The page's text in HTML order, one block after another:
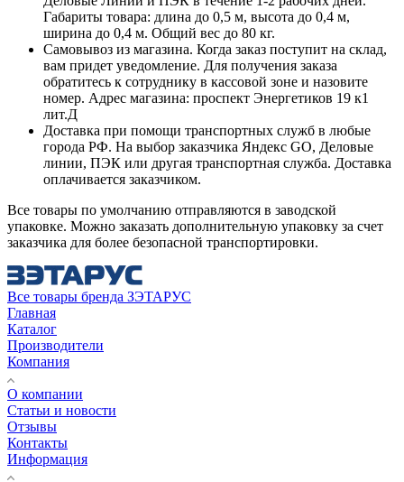
Габариты товара: длина до 0,5 м, высота до 0,4 м,
ширина до 0,4 м. Общий вес до 80 кг.
Самовывоз из магазина. Когда заказ поступит на склад,
вам придет уведомление. Для получения заказа
обратитесь к сотруднику в кассовой зоне и назовите
номер. Адрес магазина: проспект Энергетиков 19 к1
лит.Д
Доставка при помощи транспортных служб в любые
города РФ. На выбор заказчика Яндекс GO, Деловые
линии, ПЭК или другая транспортная служба. Доставка
оплачивается заказчиком.
Все товары по умолчанию отправляются в заводской
упаковке. Можно заказать дополнительную упаковку за счет
заказчика для более безопасной транспортировки.
Все товары бренда ЗЭТАРУС
Главная
Каталог
Производители
Компания
О компании
Статьи и новости
Отзывы
Контакты
Информация